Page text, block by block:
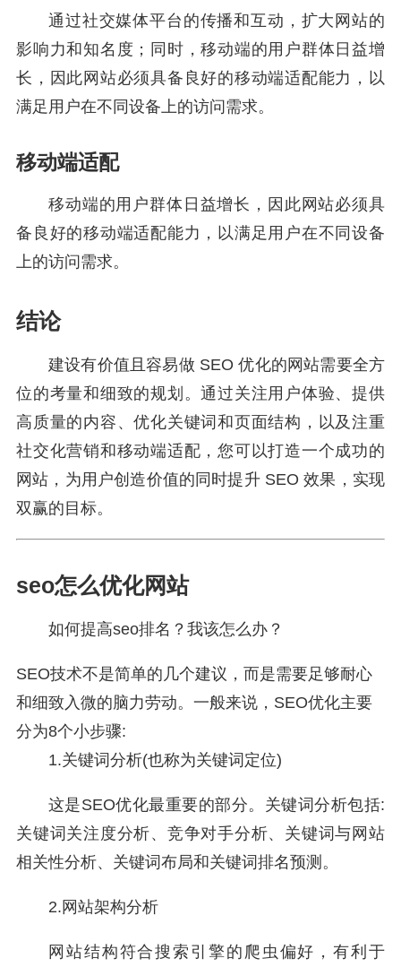
通过社交媒体平台的传播和互动，扩大网站的
影响力和知名度；同时，移动端的用户群体日益增
长，因此网站必须具备良好的移动端适配能力，以
满足用户在不同设备上的访问需求。
移动端适配
移动端的用户群体日益增长，因此网站必须具
备良好的移动端适配能力，以满足用户在不同设备
上的访问需求。
结论
建设有价值且容易做 SEO 优化的网站需要全方
位的考量和细致的规划。通过关注用户体验、提供
高质量的内容、优化关键词和页面结构，以及注重
社交化营销和移动端适配，您可以打造一个成功的
网站，为用户创造价值的同时提升 SEO 效果，实现
双赢的目标。
seo怎么优化网站
如何提高seo排名？我该怎么办？
SEO技术不是简单的几个建议，而是需要足够耐心
和细致入微的脑力劳动。一般来说，SEO优化主要
分为8个小步骤:
1.关键词分析(也称为关键词定位)
这是SEO优化最重要的部分。关键词分析包括:
关键词关注度分析、竞争对手分析、关键词与网站
相关性分析、关键词布局和关键词排名预测。
2.网站架构分析
网站结构符合搜索引擎的爬虫偏好，有利于